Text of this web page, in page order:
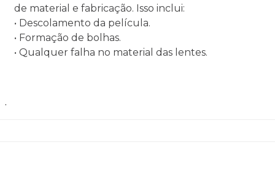
de material e fabricação. Isso inclui:
• Descolamento da película.
• Formação de bolhas.
• Qualquer falha no material das lentes.
.